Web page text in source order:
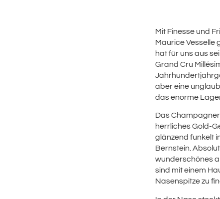
Mit Finesse und
Maurice Vesselle
hat für uns aus
Grand Cru
aber eine
das enorme
Das
herrliches Gold-
glänzend funkelt
Bernstein.
wunderschönes
sind mit einem
Nasenspitze zu